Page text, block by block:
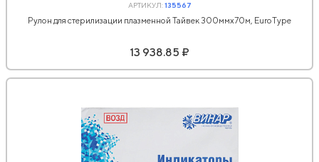
АРТИКУЛ:135567
Рулон для стерилизации плазменной Тайвек 300ммx70м, EuroType
13 938.85 ₽